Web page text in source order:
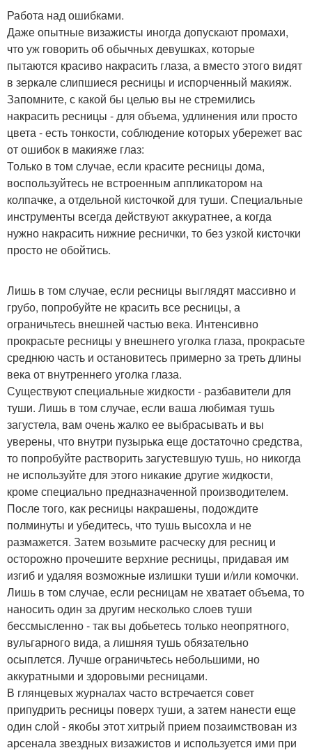
Работа над ошибками.
Даже опытные визажисты иногда допускают промахи,
что уж говорить об обычных девушках, которые
пытаются красиво накрасить глаза, а вместо этого видят
в зеркале слипшиеся ресницы и испорченный макияж.
Запомните, с какой бы целью вы не стремились
накрасить ресницы - для объема, удлинения или просто
цвета - есть тонкости, соблюдение которых убережет вас
от ошибок в макияже глаз:
Только в том случае, если красите ресницы дома,
воспользуйтесь не встроенным аппликатором на
колпачке, а отдельной кисточкой для туши. Специальные
инструменты всегда действуют аккуратнее, а когда
нужно накрасить нижние реснички, то без узкой кисточки
просто не обойтись.
Лишь в том случае, если ресницы выглядят массивно и
грубо, попробуйте не красить все ресницы, а
ограничьтесь внешней частью века. Интенсивно
прокрасьте ресницы у внешнего уголка глаза, прокрасьте
среднюю часть и остановитесь примерно за треть длины
века от внутреннего уголка глаза.
Существуют специальные жидкости - разбавители для
туши. Лишь в том случае, если ваша любимая тушь
загустела, вам очень жалко ее выбрасывать и вы
уверены, что внутри пузырька еще достаточно средства,
то попробуйте растворить загустевшую тушь, но никогда
не используйте для этого никакие другие жидкости,
кроме специально предназначенной производителем.
После того, как ресницы накрашены, подождите
полминуты и убедитесь, что тушь высохла и не
размажется. Затем возьмите расческу для ресниц и
осторожно прочешите верхние ресницы, придавая им
изгиб и удаляя возможные излишки туши и/или комочки.
Лишь в том случае, если ресницам не хватает объема, то
наносить один за другим несколько слоев туши
бессмысленно - так вы добьетесь только неопрятного,
вульгарного вида, а лишняя тушь обязательно
осыплется. Лучше ограничьтесь небольшими, но
аккуратными и здоровыми ресницами.
В глянцевых журналах часто встречается совет
припудрить ресницы поверх туши, а затем нанести еще
один слой - якобы этот хитрый прием позаимствован из
арсенала звездных визажистов и используется ими при